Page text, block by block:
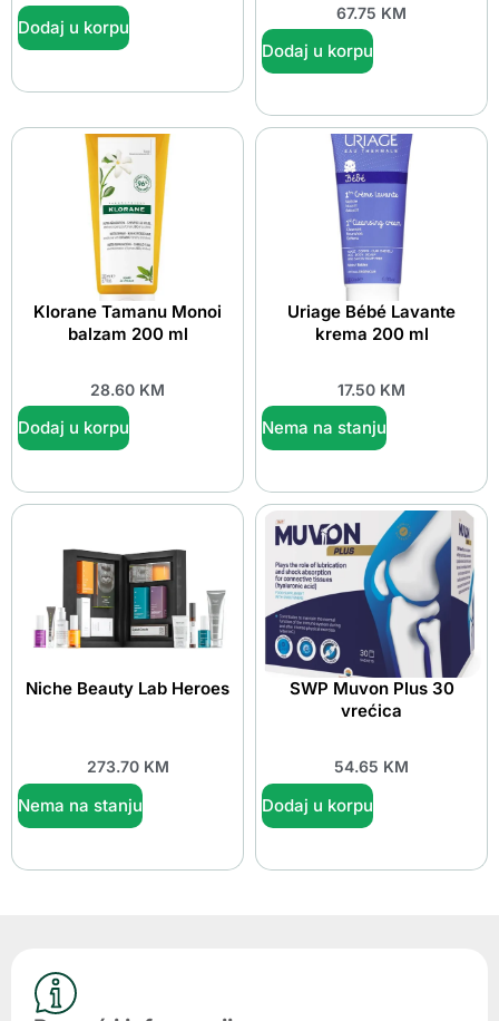
Dodaj u korpu
67.75 KM
Dodaj u korpu
Klorane Tamanu Monoi
balzam 200 ml
28.60 KM
Dodaj u korpu
Uriage Bébé Lavante
krema 200 ml
17.50 KM
Nema na stanju
Niche Beauty Lab Heroes
273.70 KM
Nema na stanju
SWP Muvon Plus 30
vrećica
54.65 KM
Dodaj u korpu